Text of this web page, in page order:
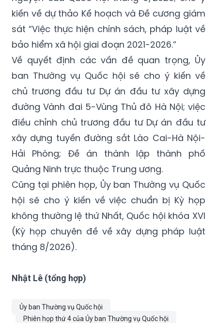
kiến về dự thảo Kế hoạch và Đề cương giám
sát “Việc thực hiện chính sách, pháp luật về
bảo hiểm xã hội giai đoạn 2021-2026.”
Về quyết định các vấn đề quan trọng, Ủy
ban Thường vụ Quốc hội sẽ cho ý kiến về
chủ trương đầu tư Dự án đầu tư xây dựng
đường Vành đai 5-Vùng Thủ đô Hà Nội; việc
điều chỉnh chủ trương đầu tư Dự án đầu tư
xây dựng tuyến đường sắt Lào Cai-Hà Nội-
Hải Phòng; Đề án thành lập thành phố
Quảng Ninh trực thuộc Trung ương.
Cũng tại phiên họp, Ủy ban Thường vụ Quốc
hội sẽ cho ý kiến về việc chuẩn bị Kỳ họp
không thường lệ thứ Nhất, Quốc hội khóa XVI
(Kỳ họp chuyên đề về xây dựng pháp luật
tháng 8/2026).
Nhật Lê (tổng hợp)
Ủy ban Thường vụ Quốc hội
Phiên họp thứ 4 của Ủy ban Thường vụ Quốc hội